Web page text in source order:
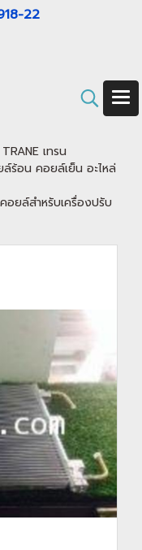
22
เทรน
ร้อน คอยล์เย็น อะไหล่
ยล์สำหรับเครื่องปรับ